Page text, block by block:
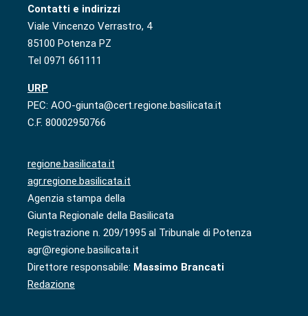
Contatti e indirizzi
Viale Vincenzo Verrastro, 4
85100 Potenza PZ
Tel 0971 661111
URP
PEC: AOO-giunta@cert.regione.basilicata.it
C.F. 80002950766
regione.basilicata.it
agr.regione.basilicata.it
Agenzia stampa della
Giunta Regionale della Basilicata
Registrazione n. 209/1995 al Tribunale di Potenza
agr@regione.basilicata.it
Direttore responsabile: Massimo Brancati
Redazione